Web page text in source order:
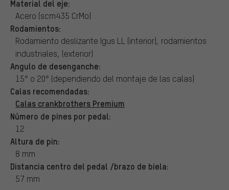
Material del eje:
Acero (scm435 CrMo)
Rodamientos:
Rodamiento deslizante Igus LL (interior), rodamientos
industriales, (exterior)
Angulo de desenganche:
15° o 20° (dependiendo del montaje de las calas)
Calas recomendadas:
Calas crankbrothers Premium
Número de pines por pedal:
12
Altura de pin:
8 mm
Distancia centro del pedal /brazo de biela:
57 mm